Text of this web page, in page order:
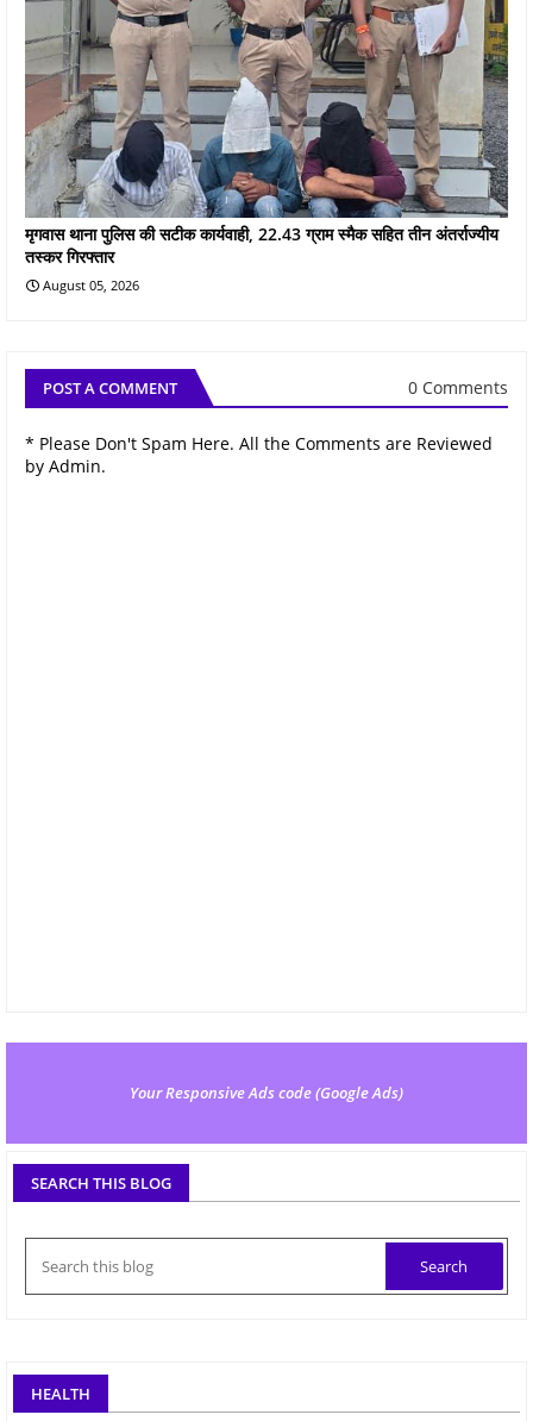
मृगवास थाना पुलिस की सटीक कार्यवाही, 22.43 ग्राम स्मैक सहित तीन अंतर्राज्यीय
तस्कर गिरफ्तार
August 05, 2026
POST A COMMENT 0 Comments
* Please Don't Spam Here. All the Comments are Reviewed
by Admin.
Your Responsive Ads code (Google Ads)
SEARCH THIS BLOG
HEALTH